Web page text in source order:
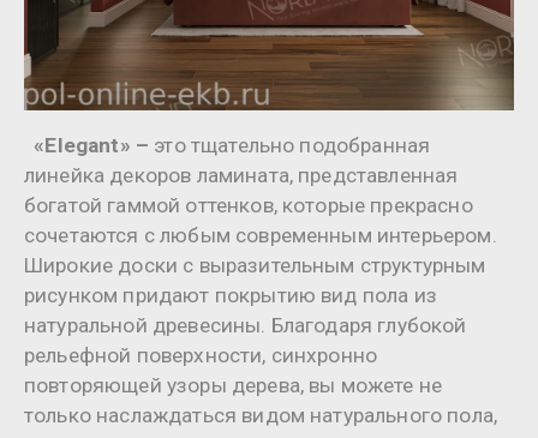
«Elegant» – это тщательно подобранная
линейка декоров ламината, представленная
богатой гаммой оттенков, которые прекрасно
сочетаются с любым современным интерьером.
Широкие доски с выразительным структурным
рисунком придают покрытию вид пола из
натуральной древесины. Благодаря глубокой
рельефной поверхности, синхронно
повторяющей узоры дерева, вы можете не
только наслаждаться видом натурального пола,